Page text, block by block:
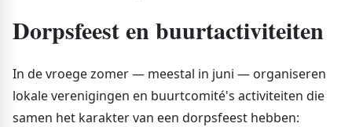
Dorpsfeest en buurtactiviteiten
In de vroege zomer — meestal in juni — organiseren
lokale verenigingen en buurtcomité's activiteiten die
samen het karakter van een dorpsfeest hebben: